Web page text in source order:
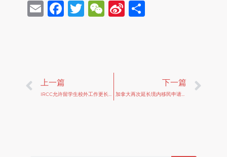
EmailFacebook
Twitter
WeChat
Sina
上一篇 下一篇
加拿大再次延长境内移民申请免体检(IME Exemption)临时政策